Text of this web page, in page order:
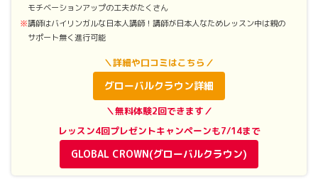
モチベーションアップの工夫がたくさん
講師はバイリンガルな日本人講師！講師が日本人なためレッスン中は親の
サポート無く進行可能
＼詳細や口コミはこちら／
グローバルクラウン詳細
＼無料体験2回できます／
レッスン4回プレゼントキャンペーンも7/14まで
GLOBAL CROWN(グローバルクラウン)